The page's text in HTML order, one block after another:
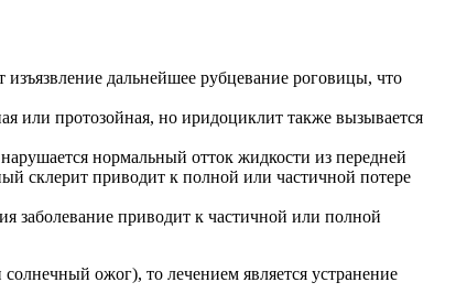
дальнейшее рубцевание роговицы, что
или протозойная, но иридоциклит также вызывается
нормальный отток жидкости из передней
склерит приводит к полной или частичной потере
заболевание приводит к частичной или полной
ожог), то лечением является устранение